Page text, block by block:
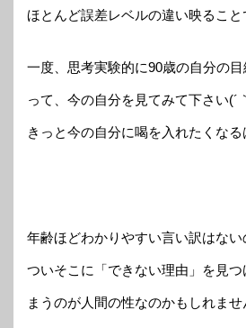
ほとんど誤差レベルの違い映ること
一度、思考実験的に90歳の自分の目
って、今の自分を見てみて下さい(´
きっと今の自分に喝を入れたくなる
年齢ほどわかりやすい言い訳はない
ついそこに「できない理由」を見つ
まうのが人間の性なのかもしれませ